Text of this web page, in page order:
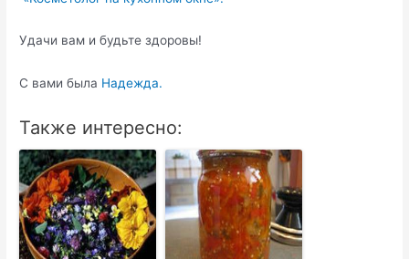
Удачи вам и будьте здоровы!
С вами была Надежда.
Также интересно: